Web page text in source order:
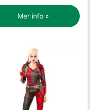
Mer info »